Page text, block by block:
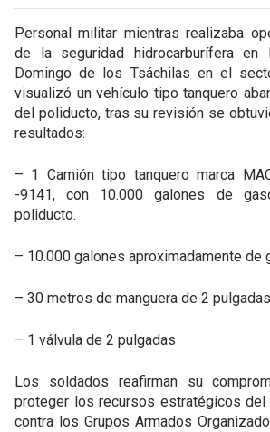
Personal militar mientras realizaba
de la seguridad hidrocarburífera en
Domingo de los Tsáchilas en el
visualizó un vehículo tipo tanquero
del poliducto, tras su revisión se
resultados:
– 1 Camión tipo tanquero marca
-9141, con 10.000 galones de
poliducto.
– 10.000 galones aproximadamente de
– 30 metros de manguera de 2 pulgadas
– 1 válvula de 2 pulgadas
Los soldados reafirman su
proteger los recursos estratégicos del
contra los Grupos Armados